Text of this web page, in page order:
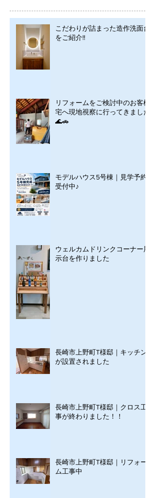
こだわりが詰まった造作洗面台
をご紹介!!
リフォームをご検討中のお客様
宅へ現地視察に行ってきました
🌊🚗
モデルハウス5号棟｜見学予約
受付中♪
ウェルカムドリンクコーナー展
示台を作りました
長崎市上野町T様邸｜キッチン
が設置されました
長崎市上野町T様邸｜クロス工
事が終わりました！！
長崎市上野町T様邸｜リフォー
ム工事中